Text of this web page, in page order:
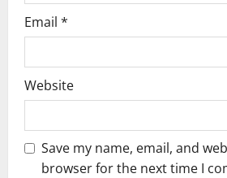
Email *
Website
Save my name, email, and
browser for the next time I